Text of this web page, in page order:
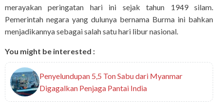
merayakan peringatan hari ini sejak tahun 1949 silam.
Pemerintah negara yang dulunya bernama Burma ini bahkan
menjadikannya sebagai salah satu hari libur nasional.
You might be interested :
Penyelundupan 5,5 Ton Sabu dari Myanmar
Digagalkan Penjaga Pantai India